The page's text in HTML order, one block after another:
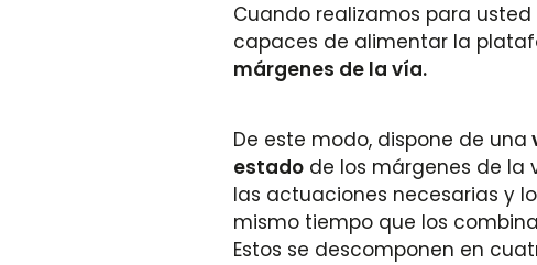
Cuando realizamos para
capaces de alimentar la
márgenes de la vía.
De este modo, dispone de una
estado de los márgenes de la
las actuaciones necesarias y
mismo tiempo que los
Estos se descomponen en